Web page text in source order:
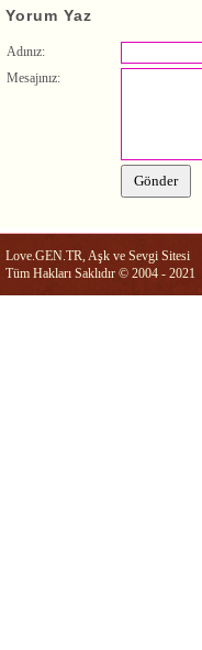
Yorum Yaz
Adınız:
Mesajınız:
Love.GEN.TR, Aşk ve Sevgi Sitesi
Tüm Hakları Saklıdır © 2004 - 2021